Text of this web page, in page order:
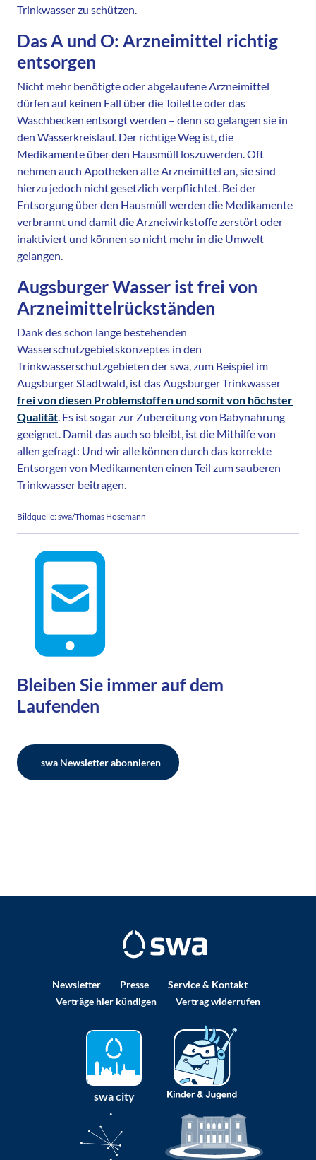
Trinkwasser zu schützen.
Das A und O: Arzneimittel richtig
entsorgen
Nicht mehr benötigte oder abgelaufene Arzneimittel
dürfen auf keinen Fall über die Toilette oder das
Waschbecken entsorgt werden – denn so gelangen sie in
den Wasserkreislauf. Der richtige Weg ist, die
Medikamente über den Hausmüll loszuwerden. Oft
nehmen auch Apotheken alte Arzneimittel an, sie sind
hierzu jedoch nicht gesetzlich verpflichtet. Bei der
Entsorgung über den Hausmüll werden die Medikamente
verbrannt und damit die Arzneiwirkstoffe zerstört oder
inaktiviert und können so nicht mehr in die Umwelt
gelangen.
Augsburger Wasser ist frei von
Arzneimittelrückständen
Dank des schon lange bestehenden
Wasserschutzgebietskonzeptes in den
Trinkwasserschutzgebieten der swa, zum Beispiel im
Augsburger Stadtwald, ist das Augsburger Trinkwasser
frei von diesen Problemstoffen und somit von höchster
Qualität . Es ist sogar zur Zubereitung von Babynahrung
geeignet. Damit das auch so bleibt, ist die Mithilfe von
allen gefragt: Und wir alle können durch das korrekte
Entsorgen von Medikamenten einen Teil zum sauberen
Trinkwasser beitragen.
Bildquelle: swa/Thomas Hosemann
Bleiben Sie immer auf dem
Laufenden
swa Newsletter abonnieren
Newsletter Presse
Service & Kontakt
Verträge hier kündigen
Vertrag widerrufen
swa city